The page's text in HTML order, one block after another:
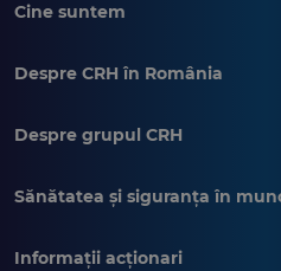
Cine suntem
Despre CRH în România
Despre grupul CRH
Sănătatea și siguranța în
Informații acționari